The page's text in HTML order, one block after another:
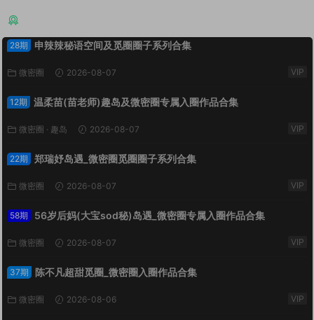
28期 申辣辣秘语空间及觅圈圈子系列合集
微密圈 2026-08-07 VIP
12期 温柔苗(苗老师)趣岛及微密圈专属入圈作品合集
微密圈 · 趣岛 2026-08-07 VIP
22期 郑瑞妤岛遇_微密圈觅圈圈子系列合集
微密圈 2026-08-07 VIP
58期 56岁后妈(大宝sod秘)岛遇_微密圈专属入圈作品合集
微密圈 2026-08-07 VIP
37期 陈不凡超甜觅圈_微密圈入圈作品合集
微密圈 2026-08-06 VIP